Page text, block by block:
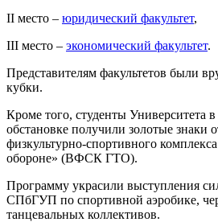
II место – юридический факультет,
III место – экономический факультет.
Представителям факультетов были
кубки.
Кроме того, студенты Университета
обстановке получили золотые знаки
физкультурно-спортивного
обороне» (ВФСК ГТО).
Программу украсили выступления
СПбГУП по спортивной аэробике,
танцевальных коллективов.